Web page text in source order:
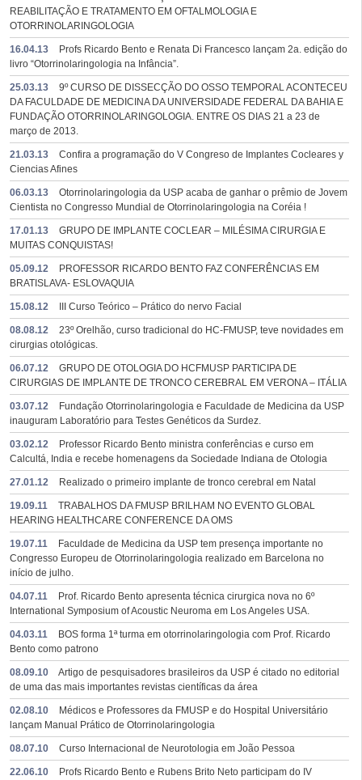
REABILITAÇÃO E TRATAMENTO EM OFTALMOLOGIA E
OTORRINOLARINGOLOGIA
16.04.13
Profs Ricardo Bento e Renata Di Francesco lançam 2a. edição do
livro “Otorrinolaringologia na Infância”.
25.03.13
9º CURSO DE DISSECÇÃO DO OSSO TEMPORAL ACONTECEU
DA FACULDADE DE MEDICINA DA UNIVERSIDADE FEDERAL DA BAHIA E
FUNDAÇÃO OTORRINOLARINGOLOGIA. ENTRE OS DIAS 21 a 23 de
março de 2013.
21.03.13
Confira a programação do V Congreso de Implantes Cocleares y
Ciencias Afines
06.03.13
Otorrinolaringologia da USP acaba de ganhar o prêmio de Jovem
Cientista no Congresso Mundial de Otorrinolaringologia na Coréia !
17.01.13
GRUPO DE IMPLANTE COCLEAR – MILÉSIMA CIRURGIA E
MUITAS CONQUISTAS!
05.09.12
PROFESSOR RICARDO BENTO FAZ CONFERÊNCIAS EM
BRATISLAVA- ESLOVAQUIA
15.08.12 III Curso Teórico – Prático do nervo Facial
08.08.12
23º Orelhão, curso tradicional do HC-FMUSP, teve novidades em
cirurgias otológicas.
06.07.12
GRUPO DE OTOLOGIA DO HCFMUSP PARTICIPA DE
CIRURGIAS DE IMPLANTE DE TRONCO CEREBRAL EM VERONA – ITÁLIA
03.07.12
Fundação Otorrinolaringologia e Faculdade de Medicina da USP
inauguram Laboratório para Testes Genéticos da Surdez.
03.02.12
Professor Ricardo Bento ministra conferências e curso em
Calcultá, India e recebe homenagens da Sociedade Indiana de Otologia
27.01.12 Realizado o primeiro implante de tronco cerebral em Natal
19.09.11
TRABALHOS DA FMUSP BRILHAM NO EVENTO GLOBAL
HEARING HEALTHCARE CONFERENCE DA OMS
19.07.11
Faculdade de Medicina da USP tem presença importante no
Congresso Europeu de Otorrinolaringologia realizado em Barcelona no
início de julho.
04.07.11
Prof. Ricardo Bento apresenta técnica cirurgica nova no 6º
International Symposium of Acoustic Neuroma em Los Angeles USA.
04.03.11
BOS forma 1ª turma em otorrinolaringologia com Prof. Ricardo
Bento como patrono
08.09.10
Artigo de pesquisadores brasileiros da USP é citado no editorial
de uma das mais importantes revistas científicas da área
02.08.10
Médicos e Professores da FMUSP e do Hospital Universitário
lançam Manual Prático de Otorrinolaringologia
08.07.10 Curso Internacional de Neurotologia em João Pessoa
22.06.10
Profs Ricardo Bento e Rubens Brito Neto participam do IV